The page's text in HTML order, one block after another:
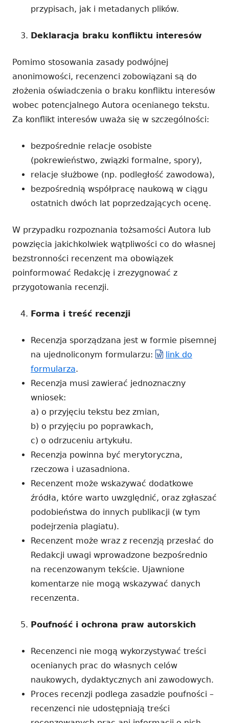
przypisach, jak i metadanych plików.
Deklaracja braku konfliktu interesów
Pomimo stosowania zasady podwójnej
anonimowości, recenzenci zobowiązani są do
złożenia oświadczenia o braku konfliktu interesów
wobec potencjalnego Autora ocenianego tekstu.
Za konflikt interesów uważa się w szczególności:
bezpośrednie relacje osobiste
(pokrewieństwo, związki formalne, spory),
relacje służbowe (np. podległość zawodowa),
bezpośrednią współpracę naukową w ciągu
ostatnich dwóch lat poprzedzających ocenę.
W przypadku rozpoznania tożsamości Autora lub
powzięcia jakichkolwiek wątpliwości co do własnej
bezstronności recenzent ma obowiązek
poinformować Redakcję i zrezygnować z
przygotowania recenzji.
Forma i treść recenzji
Recenzja sporządzana jest w formie pisemnej
na ujednoliconym formularzu:
link do
formularza.
Recenzja musi zawierać jednoznaczny
wniosek:
a) o przyjęciu tekstu bez zmian,
b) o przyjęciu po poprawkach,
c) o odrzuceniu artykułu.
Recenzja powinna być merytoryczna,
rzeczowa i uzasadniona.
Recenzent może wskazywać dodatkowe
źródła, które warto uwzględnić, oraz zgłaszać
podobieństwa do innych publikacji (w tym
podejrzenia plagiatu).
Recenzent może wraz z recenzją przesłać do
Redakcji uwagi wprowadzone bezpośrednio
na recenzowanym tekście. Ujawnione
komentarze nie mogą wskazywać danych
recenzenta.
Poufność i ochrona praw autorskich
Recenzenci nie mogą wykorzystywać treści
ocenianych prac do własnych celów
naukowych, dydaktycznych ani zawodowych.
Proces recenzji podlega zasadzie poufności –
recenzenci nie udostępniają treści